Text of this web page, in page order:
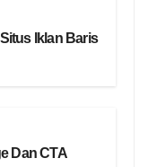
Iklan Baris
Dan CTA